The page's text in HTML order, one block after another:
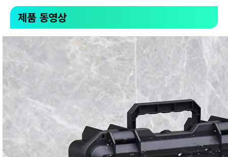
제품 동영상